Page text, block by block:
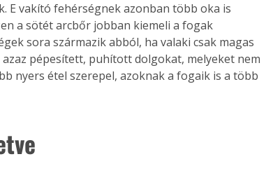
E vakító fehérségnek azonban több oka is
a sötét arcbőr jobban kiemeli a fogak
sora származik abból, ha valaki csak magas
pépesített, puhított dolgokat, melyeket nem
nyers étel szerepel, azoknak a fogaik is a több